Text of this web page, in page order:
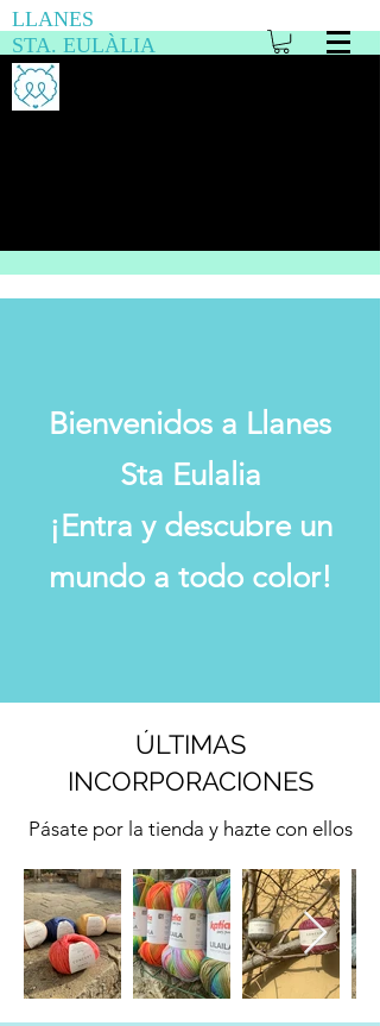
LLANES
STA. EULÀLIA
Bienvenidos a Llanes
Sta Eulalia
¡Entra y descubre un
mundo a todo color!
ÚLTIMAS
INCORPORACIONES
Pásate por la tienda y hazte con ellos